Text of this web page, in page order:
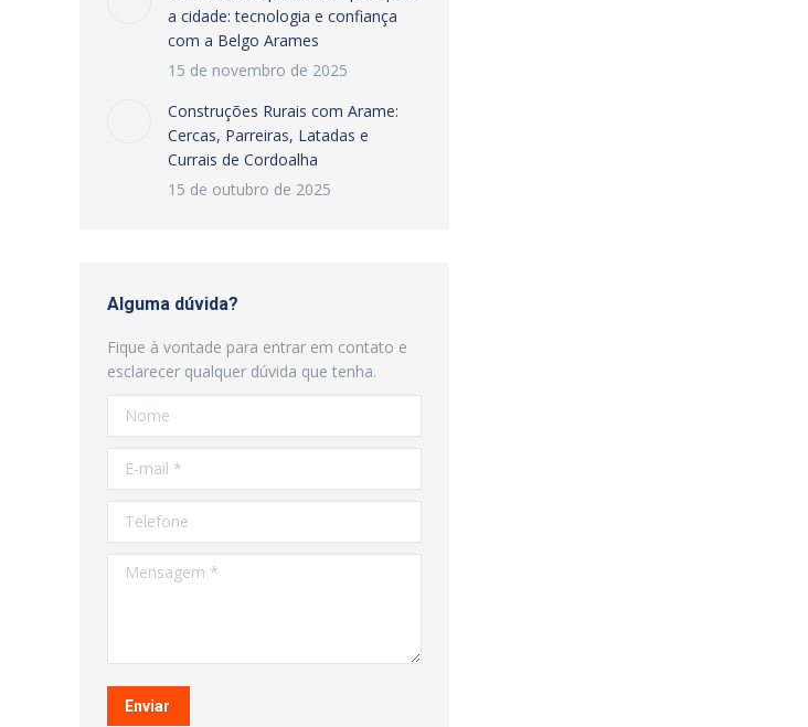
a cidade: tecnologia e confiança
com a Belgo Arames
15 de novembro de 2025
Construções Rurais com Arame:
Cercas, Parreiras, Latadas e
Currais de Cordoalha
15 de outubro de 2025
Alguma dúvida?
Fique à vontade para entrar em contato e
esclarecer qualquer dúvida que tenha.
Nome
E-mail *
Telefone
Mensagem *
Enviar